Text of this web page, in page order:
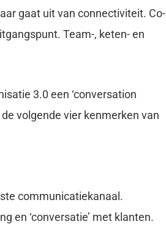
gaat uit van connectiviteit. Co-
Team-, keten- en
3.0 een ‘conversation
volgende vier kenmerken van
communicatiekanaal.
en ‘conversatie’ met klanten.